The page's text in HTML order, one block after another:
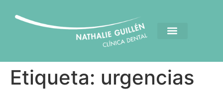
Etiqueta: urgencias